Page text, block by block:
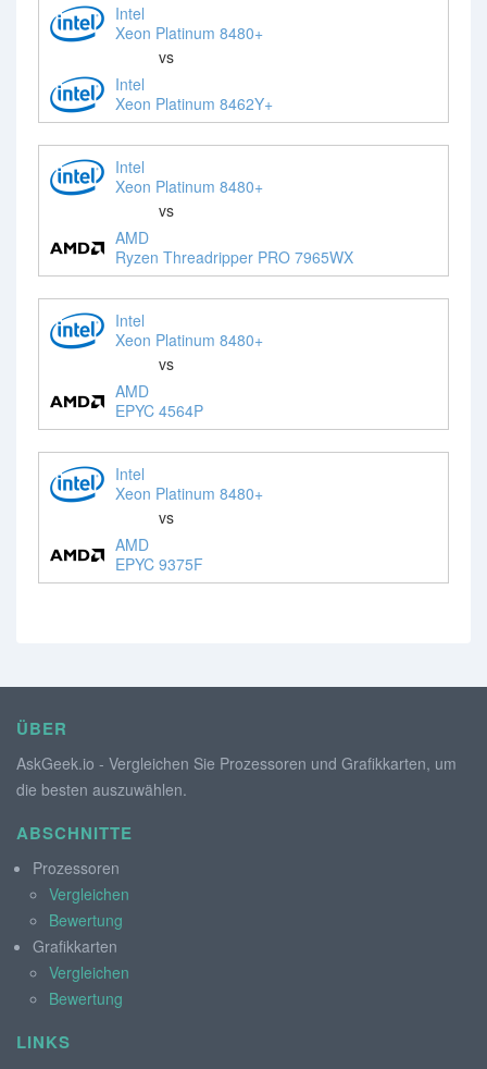
Intel
Xeon Platinum 8480+
vs
Intel
Xeon Platinum 8462Y+
Intel
Xeon Platinum 8480+
vs
AMD
Ryzen Threadripper PRO 7965WX
Intel
Xeon Platinum 8480+
vs
AMD
EPYC 4564P
Intel
Xeon Platinum 8480+
vs
AMD
EPYC 9375F
ÜBER
AskGeek.io - Vergleichen Sie Prozessoren und Grafikkarten, um
die besten auszuwählen.
ABSCHNITTE
Prozessoren
Vergleichen
Bewertung
Grafikkarten
Vergleichen
Bewertung
LINKS